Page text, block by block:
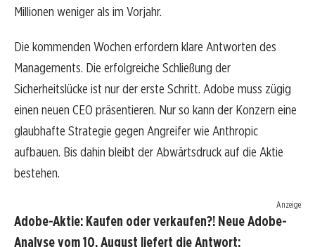
Millionen weniger als im Vorjahr.
Die kommenden Wochen erfordern klare Antworten des
Managements. Die erfolgreiche Schließung der
Sicherheitslücke ist nur der erste Schritt. Adobe muss zügig
einen neuen CEO präsentieren. Nur so kann der Konzern eine
glaubhafte Strategie gegen Angreifer wie Anthropic
aufbauen. Bis dahin bleibt der Abwärtsdruck auf die Aktie
bestehen.
Anzeige
Adobe-Aktie: Kaufen oder verkaufen?! Neue Adobe-
Analyse vom 10. August liefert die Antwort: